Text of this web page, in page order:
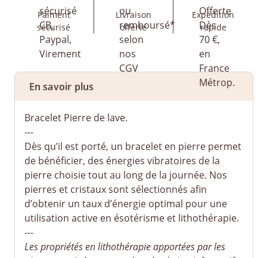
Paiment
sécurisé
Livraison
offerte
Expédition
rapide
En savoir plus
Bracelet Pierre de lave.
---
Dès qu’il est porté, un bracelet en pierre permet
de bénéficier, des énergies vibratoires de la
pierre choisie tout au long de la journée. Nos
pierres et cristaux sont sélectionnés afin
d’obtenir un taux d’énergie optimal pour une
utilisation active en ésotérisme et lithothérapie.
---
Les propriétés en lithothérapie apportées par les